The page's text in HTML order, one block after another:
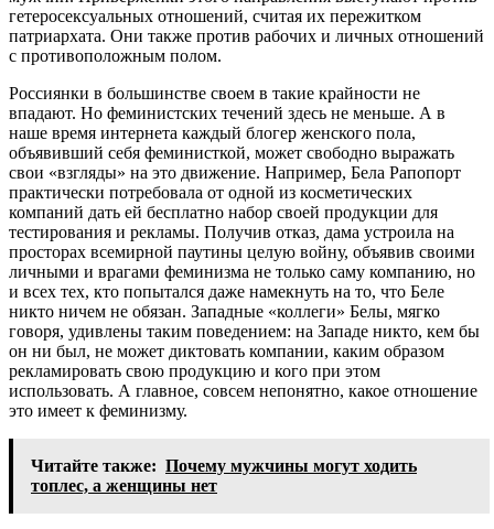
гетеросексуальных отношений, считая их пережитком
патриархата. Они также против рабочих и личных отношений
с противоположным полом.
Россиянки в большинстве своем в такие крайности не
впадают. Но феминистских течений здесь не меньше. А в
наше время интернета каждый блогер женского пола,
объявивший себя феминисткой, может свободно выражать
свои «взгляды» на это движение. Например, Бела Рапопорт
практически потребовала от одной из косметических
компаний дать ей бесплатно набор своей продукции для
тестирования и рекламы. Получив отказ, дама устроила на
просторах всемирной паутины целую войну, объявив своими
личными и врагами феминизма не только саму компанию, но
и всех тех, кто попытался даже намекнуть на то, что Беле
никто ничем не обязан. Западные «коллеги» Белы, мягко
говоря, удивлены таким поведением: на Западе никто, кем бы
он ни был, не может диктовать компании, каким образом
рекламировать свою продукцию и кого при этом
использовать. А главное, совсем непонятно, какое отношение
это имеет к феминизму.
Читайте также: Почему мужчины могут ходить
топлес, а женщины нет